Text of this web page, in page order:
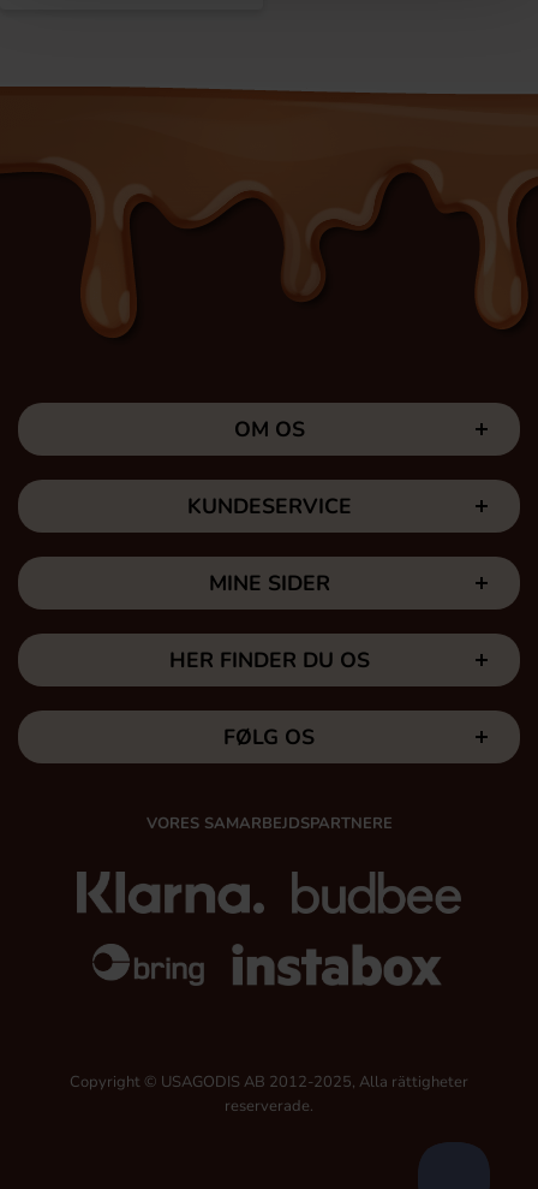
OM OS
KUNDESERVICE
MINE SIDER
HER FINDER DU OS
FØLG OS
VORES SAMARBEJDSPARTNERE
Copyright © USAGODIS AB 2012-2025, Alla rättigheter
reserverade.